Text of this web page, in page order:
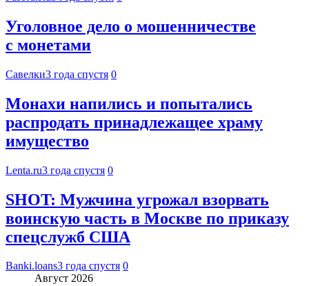
Уголовное дело о мошенничестве
с монетами
Савелки3 года спустя 0
Монахи напились и попытались
распродать принадлежащее храму
имущество
Lenta.ru3 года спустя 0
SHOT: Мужчина угрожал взорвать
воинскую часть в Москве по приказу
спецслужб США
Banki.loans3 года спустя 0
Август 2026